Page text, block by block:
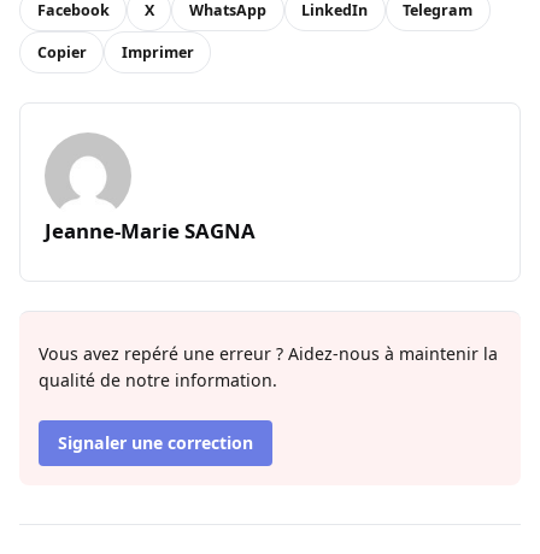
Facebook X WhatsApp LinkedIn Telegram
Copier Imprimer
Jeanne-Marie SAGNA
Vous avez repéré une erreur ? Aidez-nous à maintenir la
qualité de notre information.
Signaler une correction